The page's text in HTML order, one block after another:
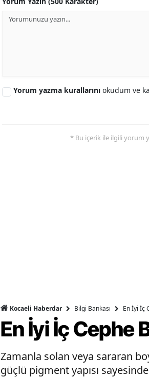
Yorum yazma kurallarını okudum ve
* Bu içerik ile ilgili yorum
Kocaeli Haberdar Bilgi Bankası En İyi İç
En İyi İç Cephe
Zamanla solan veya sararan
güçlü pigment yapısı